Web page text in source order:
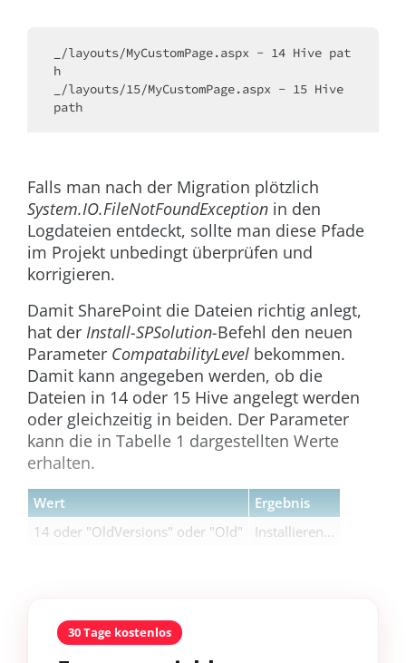
_/layouts/MyCustomPage.aspx - 14 Hive pat
h
_/layouts/15/MyCustomPage.aspx - 15 Hive
path
Falls man nach der Migration plötzlich
System.IO.FileNotFoundException in den
Logdateien entdeckt, sollte man diese Pfade
im Projekt unbedingt überprüfen und
korrigieren.
Damit SharePoint die Dateien richtig anlegt,
hat der Install-SPSolution-Befehl den neuen
Parameter CompatabilityLevel bekommen.
Damit kann angegeben werden, ob die
Dateien in 14 oder 15 Hive angelegt werden
oder gleichzeitig in beiden. Der Parameter
kann die in Tabelle 1 dargestellten Werte
erhalten.
Wert
Ergebnis
14 oder "OldVersions" oder "Old"
Installieren...
30 Tage kostenlos